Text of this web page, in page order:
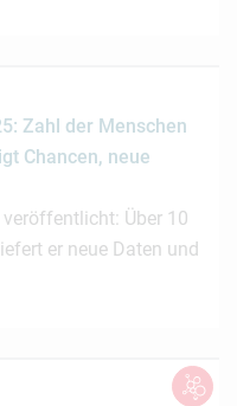
Zahl der Menschen
Chancen, neue
Über 10
er neue Daten und